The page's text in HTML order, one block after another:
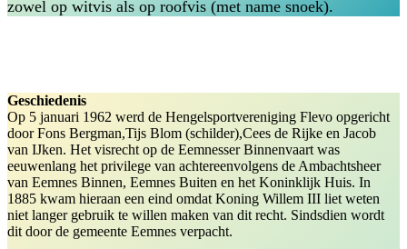
zowel op witvis als op roofvis (met name snoek).
Geschiedenis
Op 5 januari 1962 werd de Hengelsportvereniging Flevo opgericht
door Fons Bergman,Tijs Blom (schilder),Cees de Rijke en Jacob
van IJken. Het visrecht op de Eemnesser Binnenvaart was
eeuwenlang het privilege van achtereenvolgens de Ambachtsheer
van Eemnes Binnen, Eemnes Buiten en het Koninklijk Huis. In
1885 kwam hieraan een eind omdat Koning Willem III liet weten
niet langer gebruik te willen maken van dit recht. Sindsdien wordt
dit door de gemeente Eemnes verpacht.